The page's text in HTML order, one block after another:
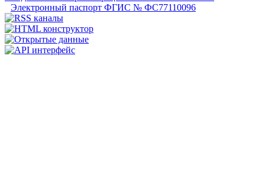
Электронный паспорт ФГИС № ФС77110096